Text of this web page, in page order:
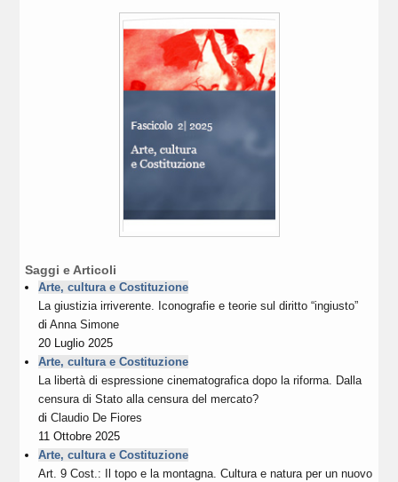
Saggi e Articoli
Arte, cultura e Costituzione
La giustizia irriverente. Iconografie e teorie sul diritto “ingiusto”
diAnna Simone
20 Luglio 2025
Arte, cultura e Costituzione
La libertà di espressione cinematografica dopo la riforma. Dalla
censura di Stato alla censura del mercato?
diClaudio De Fiores
11 Ottobre 2025
Arte, cultura e Costituzione
Art. 9 Cost.: Il topo e la montagna. Cultura e natura per un nuovo